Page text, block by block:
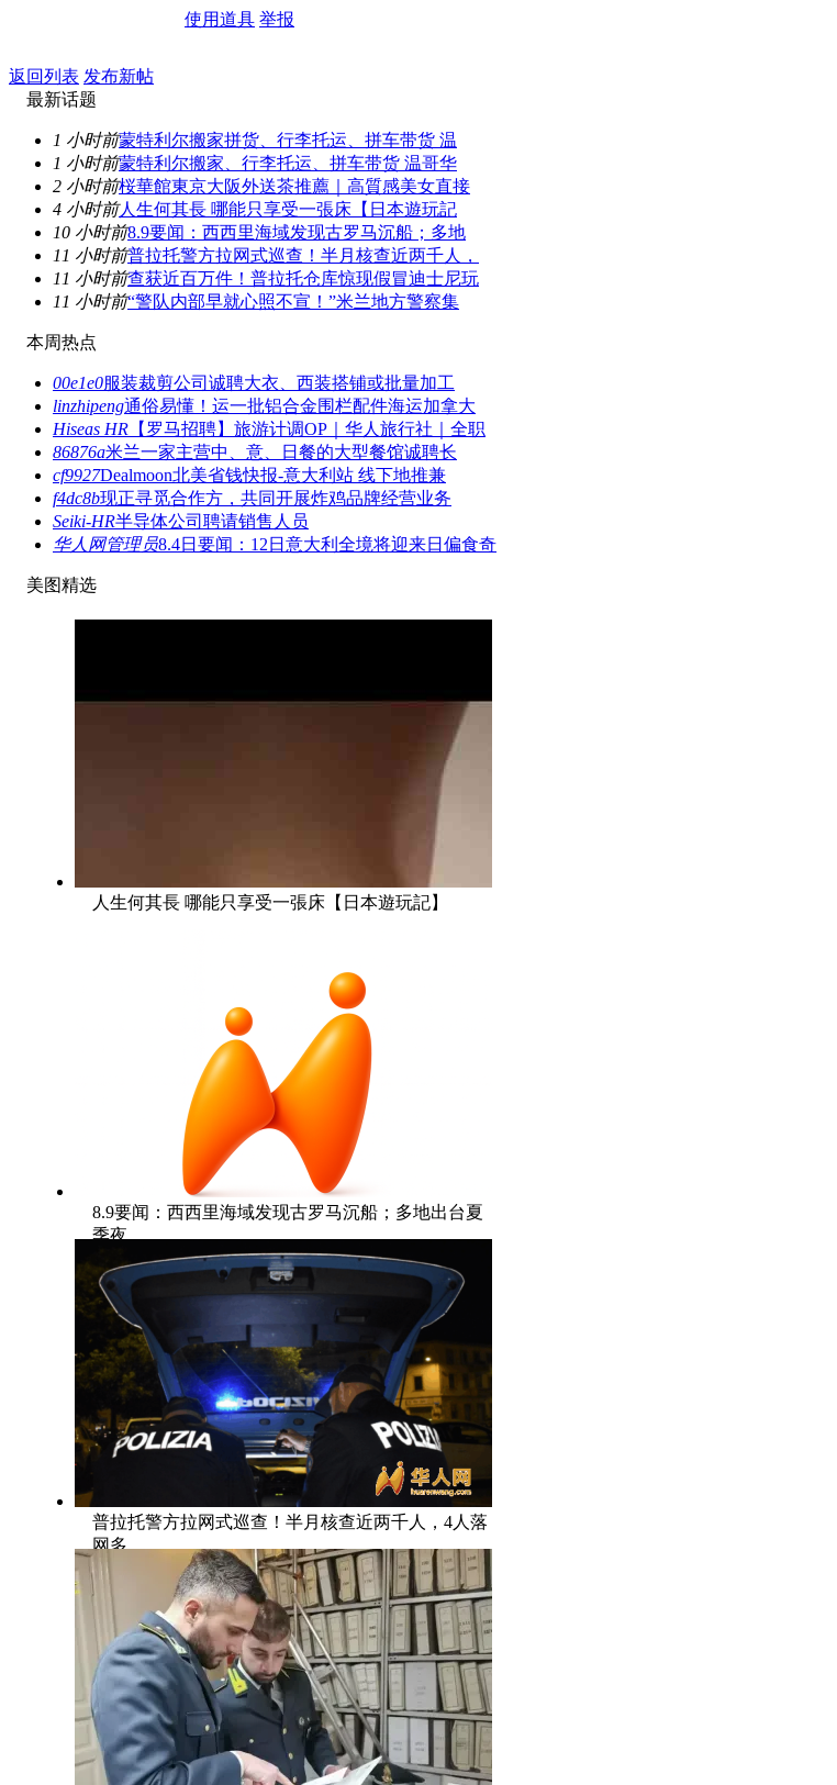
使用道具 举报
返回列表 发布新帖
最新话题
1 小时前蒙特利尔搬家拼货、行李托运、拼车带货 温
1 小时前蒙特利尔搬家、行李托运、拼车带货 温哥华
2 小时前桜華館東京大阪外送茶推薦｜高質感美女直接
4 小时前人生何其長 哪能只享受一張床【日本遊玩記
10 小时前8.9要闻：西西里海域发现古罗马沉船；多地
11 小时前普拉托警方拉网式巡查！半月核查近两千人，
11 小时前查获近百万件！普拉托仓库惊现假冒迪士尼玩
11 小时前“警队内部早就心照不宣！”米兰地方警察集
本周热点
00e1e0服装裁剪公司诚聘大衣、西装搭铺或批量加工
linzhipeng通俗易懂！运一批铝合金围栏配件海运加拿大
Hiseas HR 【罗马招聘】旅游计调OP｜华人旅行社｜全职
86876a米兰一家主营中、意、日餐的大型餐馆诚聘长
cf9927Dealmoon北美省钱快报-意大利站 线下地推兼
f4dc8b现正寻觅合作方，共同开展炸鸡品牌经营业务
Seiki-HR半导体公司聘请销售人员
华人网管理员8.4日要闻：12日意大利全境将迎来日偏食奇
美图精选
人生何其長 哪能只享受一張床【日本遊玩記】
8.9要闻：西西里海域发现古罗马沉船；多地出台夏
季夜
普拉托警方拉网式巡查！半月核查近两千人，4人落
网多